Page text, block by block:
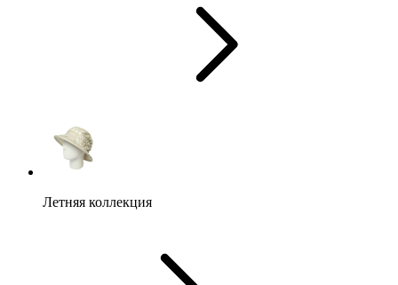
Летняя коллекция